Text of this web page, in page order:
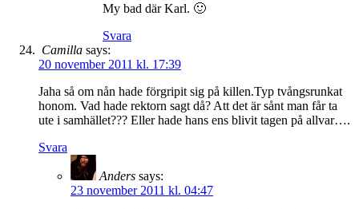
My bad där Karl. 🙂
Svara
Camilla says:
20 november 2011 kl. 17:39
Jaha så om nån hade förgripit sig på killen.Typ tvångsrunkat
honom. Vad hade rektorn sagt då? Att det är sånt man får ta
ute i samhället??? Eller hade hans ens blivit tagen på allvar….
Svara
Anders says:
23 november 2011 kl. 04:47